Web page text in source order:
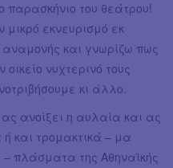
παρασκήνιο του θεάτρου!
εκνευρισμό εκ
και γνωρίζω πως
νυχτερινό τους
κι άλλο.
ας ανοίξει η αυλαία και ας
και τρομακτικά – μα
πλάσματα της Αθηναϊκής